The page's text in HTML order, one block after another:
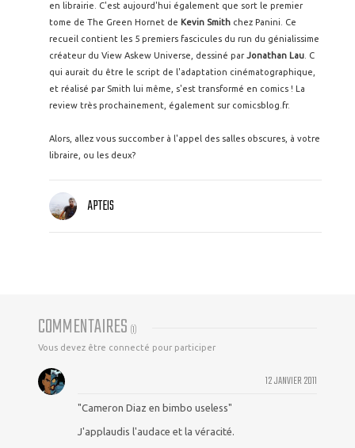
en librairie. C'est aujourd'hui également que sort le premier
tome de The Green Hornet de Kevin Smith chez Panini. Ce
recueil contient les 5 premiers fascicules du run du génialissime
créateur du View Askew Universe, dessiné parJonathan Lau . C
qui aurait du être le script de l'adaptation cinématographique,
et réalisé par Smith lui même, s'est transformé en comics ! La
review très prochainement, également sur comicsblog.fr.
Alors, allez vous succomber à l'appel des salles obscures, à votre
libraire, ou les deux?
APTEIS
COMMENTAIRES (1)
Vous devez être connecté pour participer
12 JANVIER 2011
"Cameron Diaz en bimbo useless"
J'applaudis l'audace et la véracité.